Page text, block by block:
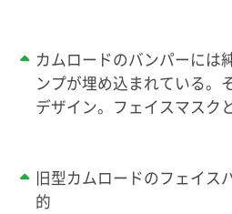
カムロードのバンパーには
ンプが埋め込まれている。
デザイン。フェイスマスク
旧型カムロードのフェイス
的